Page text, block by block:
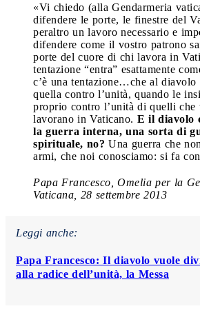
«Vi chiedo (alla Gendarmeria
difendere le porte, le finestre del
peraltro un lavoro necessario e
difendere come il vostro patrono
porte del cuore di chi lavora in
tentazione “entra” esattamente
c’è una tentazione…che al diavolo
quella contro l’unità, quando le
proprio contro l’unità di quelli che
lavorano in Vaticano. E il diavolo
la guerra interna, una sorta di
spirituale, no? Una guerra che
armi, che noi conosciamo: si fa
Papa Francesco, Omelia per la
Vaticana, 28 settembre 2013
Leggi anche:
Papa Francesco: Il diavolo vuole
alla radice dell’unità, la Messa